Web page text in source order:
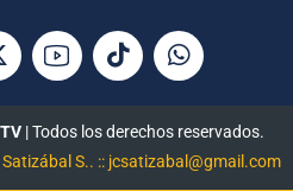
| Todos los derechos reservados.
S.. :: jcsatizabal@gmail.com